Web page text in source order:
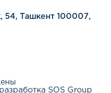
54, Ташкент 100007,
SOS Group